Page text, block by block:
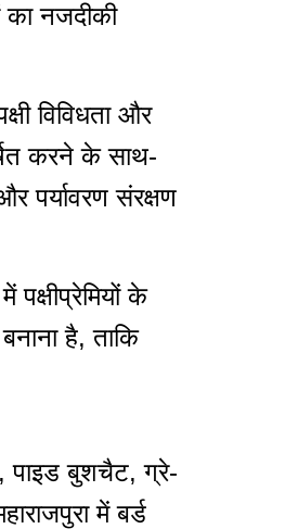
का नजदीकी
विविधता और
करने के साथ-
पर्यावरण संरक्षण
के
है, ताकि
पाइड बुशचैट, ग्रे-
में बर्ड